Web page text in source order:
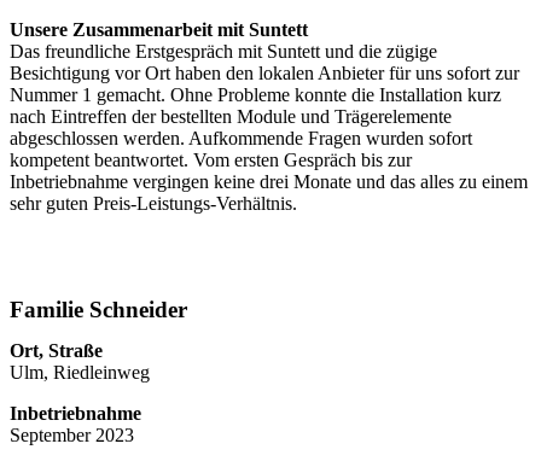
Unsere Zusammenarbeit mit Suntett
Das freundliche Erstgespräch mit Suntett und die zügige
Besichtigung vor Ort haben den lokalen Anbieter für uns sofort zur
Nummer 1 gemacht. Ohne Probleme konnte die Installation kurz
nach Eintreffen der bestellten Module und Trägerelemente
abgeschlossen werden. Aufkommende Fragen wurden sofort
kompetent beantwortet. Vom ersten Gespräch bis zur
Inbetriebnahme vergingen keine drei Monate und das alles zu einem
sehr guten Preis-Leistungs-Verhältnis.
Familie Schneider
Ort, Straße
Ulm, Riedleinweg
Inbetriebnahme
September 2023